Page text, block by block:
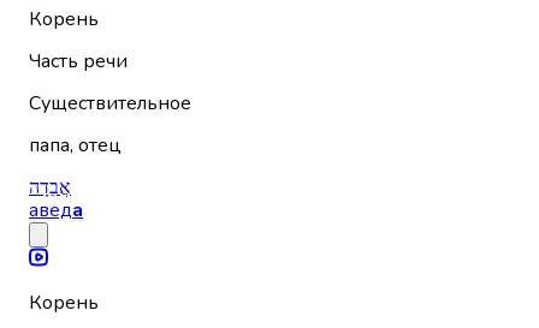
Корень
Часть речи
Существительное
папа, отец
אֲבֵדָה
аведа
Корень